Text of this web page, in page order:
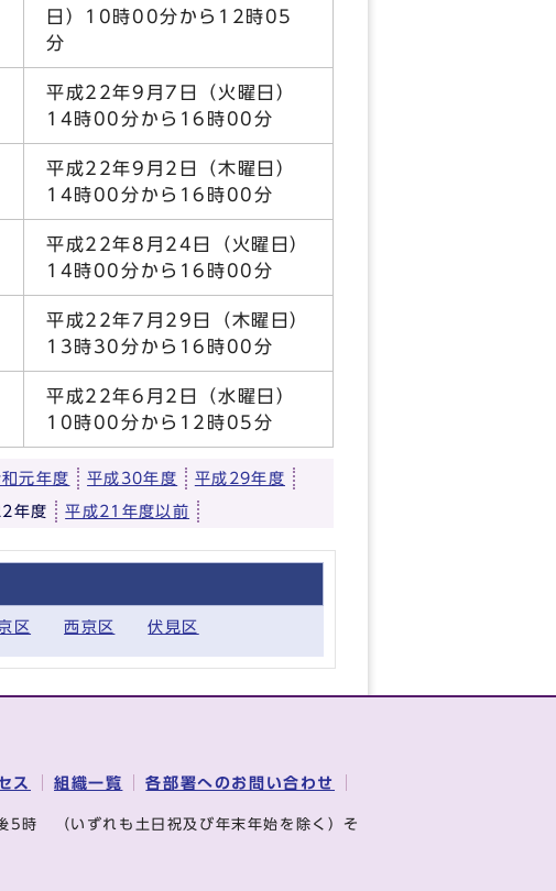
日）10時00分から12時05
分
平成22年9月7日（火曜日）
14時00分から16時00分
平成22年9月2日（木曜日）
14時00分から16時00分
平成22年8月24日（火曜日）
14時00分から16時00分
平成22年7月29日（木曜日）
13時30分から16時00分
平成22年6月2日（水曜日）
10時00分から12時05分
元年度 平成30年度 平成29年度
年度 平成21年度以前
区 西京区 伏見区
ス 組織一覧 各部署へのお問い合わせ
後5時 （いずれも土日祝及び年末年始を除く）そ